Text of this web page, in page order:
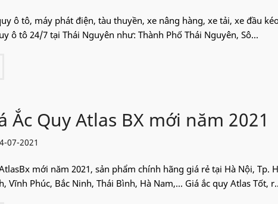
ô tô, máy phát điện, tàu thuyền, xe nâng hàng, xe tải, xe đầu
ô tô 24/7 tại Thái Nguyên như: Thành Phố Thái Nguyên, Sô...
Ắc Quy Atlas BX mới năm 2021
07-2021
mới năm 2021, sản phẩm chính hãng giá rẻ tại Hà Nội, Tp.
Vĩnh Phúc, Bắc Ninh, Thái Bình, Hà Nam,... Giá ắc quy Atlas Tốt,